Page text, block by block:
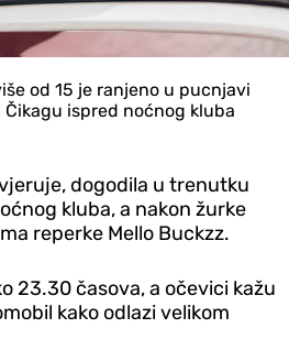
od 15 je ranjeno u pucnjavi
ispred noćnog kluba
dogodila u trenutku
kluba, a nakon žurke
reperke Mello Buckzz.
23.30 časova, a očevici kažu
kako odlazi velikom